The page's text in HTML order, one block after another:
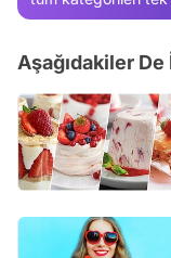
Aşağıdakiler